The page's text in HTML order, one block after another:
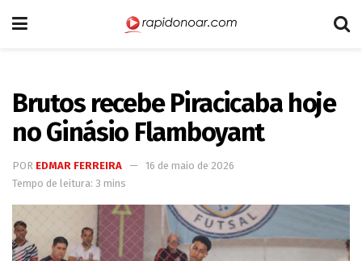
Brutos recebe Piracicaba hoje
no Ginásio Flamboyant
POR EDMAR FERREIRA
16 de maio de 2026
Tempo de leitura: 3 mins